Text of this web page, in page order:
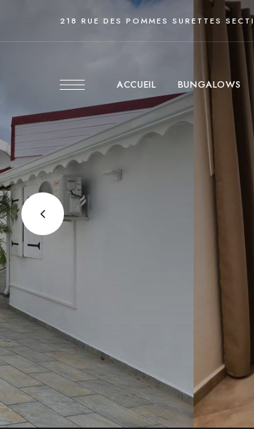
218 RUE DES POMMES SURETTES
ACCUEIL BUNGALOWS